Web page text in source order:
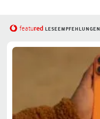
featured LESEEMPFEHLUNGEN